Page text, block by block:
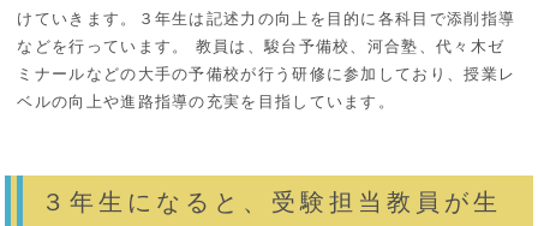
けていきます。３年生は記述力の向上を目的に各科目で添削指導
などを行っています。 教員は、駿台予備校、河合塾、代々木ゼ
ミナールなどの大手の予備校が行う研修に参加しており、授業レ
ベルの向上や進路指導の充実を目指しています。
３年生になると、受験担当教員が生